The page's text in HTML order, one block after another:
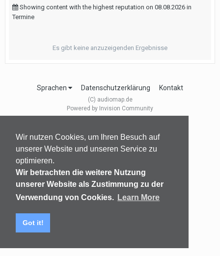
Wir nutzen Cookies, um Ihren Besuch auf
unserer Website und unseren Service zu
optimieren.
Wir betrachten die weitere Nutzung
unserer Website als Zustimmung zu der
Verwendung von Cookies. Learn More
Got it!
Showing content with the highest reputation on 08.08.2026 in
Termine
Es gibt keine anzuzeigenden Ergebnisse
Sprachen Datenschutzerklärung Kontakt
(C) audiomap.de
Powered by Invision Community